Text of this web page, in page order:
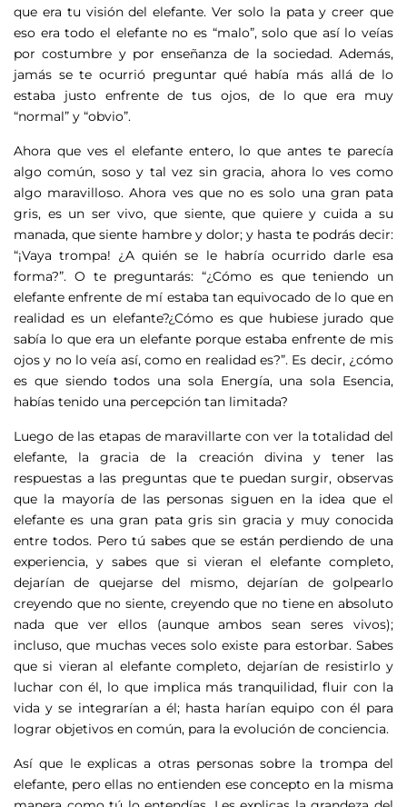
que era tu visión del elefante. Ver solo la pata y creer que
eso era todo el elefante no es “malo”, solo que así lo veías
por costumbre y por enseñanza de la sociedad. Además,
jamás se te ocurrió preguntar qué había más allá de lo
estaba justo enfrente de tus ojos, de lo que era muy
“normal” y “obvio”.
Ahora que ves el elefante entero, lo que antes te parecía
algo común, soso y tal vez sin gracia, ahora lo ves como
algo maravilloso. Ahora ves que no es solo una gran pata
gris, es un ser vivo, que siente, que quiere y cuida a su
manada, que siente hambre y dolor; y hasta te podrás decir:
“¡Vaya trompa! ¿A quién se le habría ocurrido darle esa
forma?”. O te preguntarás: “¿Cómo es que teniendo un
elefante enfrente de mí estaba tan equivocado de lo que en
realidad es un elefante?¿Cómo es que hubiese jurado que
sabía lo que era un elefante porque estaba enfrente de mis
ojos y no lo veía así, como en realidad es?”. Es decir, ¿cómo
es que siendo todos una sola Energía, una sola Esencia,
habías tenido una percepción tan limitada?
Luego de las etapas de maravillarte con ver la totalidad del
elefante, la gracia de la creación divina y tener las
respuestas a las preguntas que te puedan surgir, observas
que la mayoría de las personas siguen en la idea que el
elefante es una gran pata gris sin gracia y muy conocida
entre todos. Pero tú sabes que se están perdiendo de una
experiencia, y sabes que si vieran el elefante completo,
dejarían de quejarse del mismo, dejarían de golpearlo
creyendo que no siente, creyendo que no tiene en absoluto
nada que ver ellos (aunque ambos sean seres vivos);
incluso, que muchas veces solo existe para estorbar. Sabes
que si vieran al elefante completo, dejarían de resistirlo y
luchar con él, lo que implica más tranquilidad, fluir con la
vida y se integrarían a él; hasta harían equipo con él para
lograr objetivos en común, para la evolución de conciencia.
Así que le explicas a otras personas sobre la trompa del
elefante, pero ellas no entienden ese concepto en la misma